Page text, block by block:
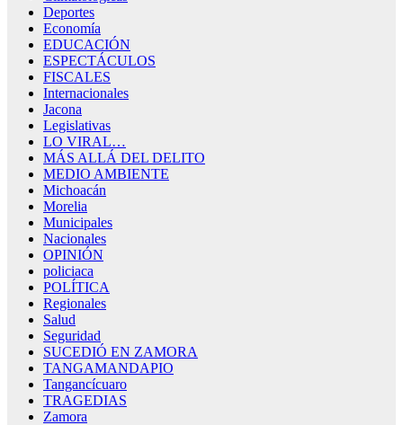
Deportes
Economía
EDUCACIÓN
ESPECTÁCULOS
FISCALES
Internacionales
Jacona
Legislativas
LO VIRAL…
MÁS ALLÁ DEL DELITO
MEDIO AMBIENTE
Michoacán
Morelia
Municipales
Nacionales
OPINIÓN
policiaca
POLÍTICA
Regionales
Salud
Seguridad
SUCEDIÓ EN ZAMORA
TANGAMANDAPIO
Tangancícuaro
TRAGEDIAS
Zamora